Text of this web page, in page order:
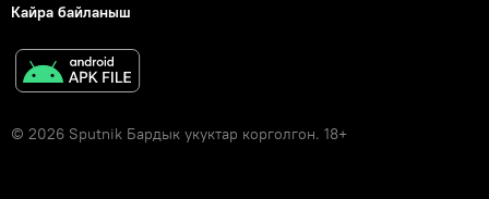
Кайра байланыш
© 2026 Sputnik Бардык укуктар корголгон. 18+